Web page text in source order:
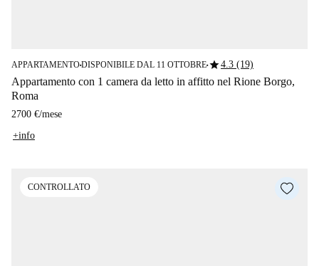
APPARTAMENTO■DISPONIBILE DAL 11 OTTOBRE■star4.3 (19)
Appartamento con 1 camera da letto in affitto nel Rione Borgo,
Roma
2700 €/mese
+info
CONTROLLATO